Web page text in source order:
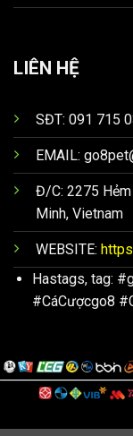
LIÊN HỆ
SĐT: 091 715
EMAIL:
Đ/C: 2275 Hẻm
Minh, Vietnam
WEBSITE:
Hastags, tag:
#CáCượcgo8